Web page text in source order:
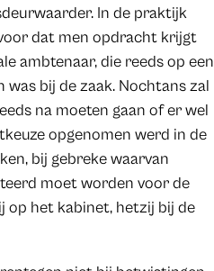
In de praktijk
dat men opdracht krijgt
ambtenaar, die reeds op een
bij de zaak. Nochtans zal
na moeten gaan of er wel
opgenomen werd in de
bij gebreke waarvan
moet worden voor de
op het kabinet, hetzij bij de